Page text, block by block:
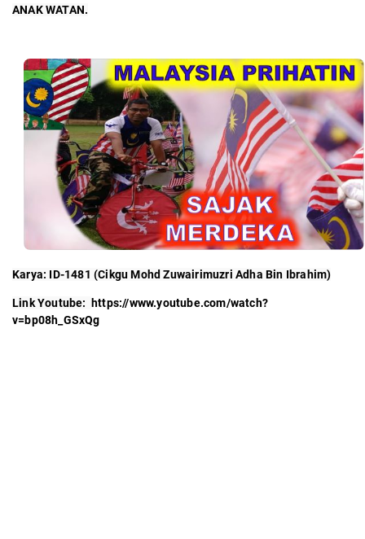
ANAK WATAN.
Karya: ID-1481 (Cikgu Mohd Zuwairimuzri Adha Bin Ibrahim)
Link Youtube:
https://www.youtube.com/watch?
v=bp08h_GSxQg